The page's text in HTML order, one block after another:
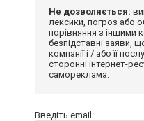
Не дозволяється:
лексики, погроз або
порівняння з іншими
безпідставні заяви,
компанії і / або її
сторонні інтернет-
самореклама.
Введіть email: